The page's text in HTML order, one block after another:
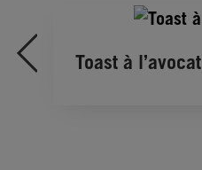
Toast à l’avocat